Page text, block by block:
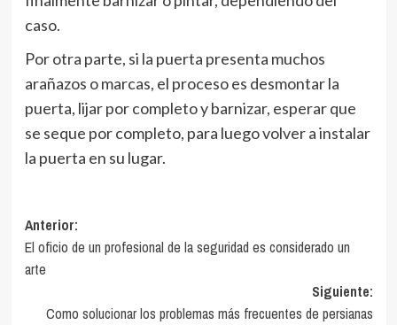
caso.
Por otra parte, si la puerta presenta muchos
arañazos o marcas, el proceso es desmontar la
puerta, lijar por completo y barnizar, esperar que
se seque por completo, para luego volver a instalar
la puerta en su lugar.
Navegación
de
entradas
Anterior:
El oficio de un profesional de la seguridad es considerado un
arte
Siguiente:
Como solucionar los problemas más frecuentes de persianas